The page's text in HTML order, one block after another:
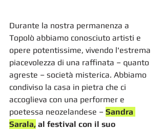
Durante la nostra permanenza a
Topolò abbiamo conosciuto artisti e
opere potentissime, vivendo l'estrema
piacevolezza di una raffinata – quanto
agreste – società misterica. Abbiamo
condiviso la casa in pietra che ci
accoglieva con una performer e
poetessa neozelandese – Sandra
Sarala, al festival con il suo